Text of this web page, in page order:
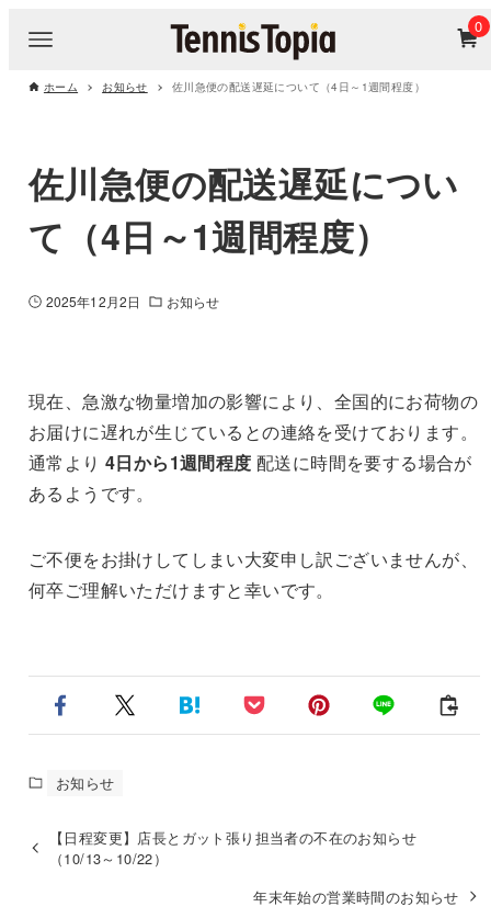
0
ホーム お知らせ 佐川急便の配送遅延について（4日～1週間程度）
佐川急便の配送遅延につい
て（4日～1週間程度）
2025年12月2日 お知らせ
現在、急激な物量増加の影響により、全国的にお荷物の
お届けに遅れが生じているとの連絡を受けております。
通常より 4日から1週間程度 配送に時間を要する場合が
あるようです。
ご不便をお掛けしてしまい大変申し訳ございませんが、
何卒ご理解いただけますと幸いです。
お知らせ
【日程変更】店長とガット張り担当者の不在のお知らせ
（10/13～10/22）
年末年始の営業時間のお知らせ